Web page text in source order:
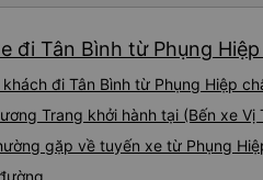
đi Tân Bình từ Phụng
khách đi Tân Bình từ Phụng Hiệp
Trang khởi hành tại (Bến xe Vị
gặp về tuyến xe từ Phụng